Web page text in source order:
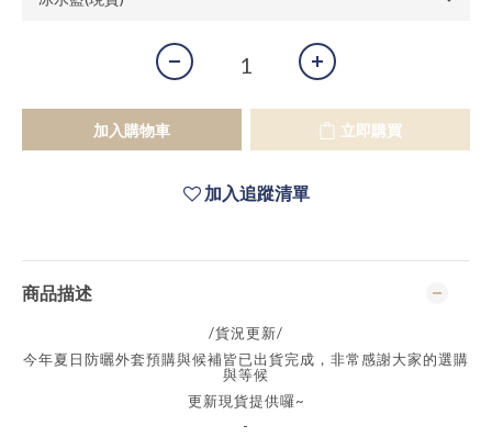
加入購物車 立即購買
加入追蹤清單
商品描述
/貨況更新/
今年夏日防曬外套預購與候補皆已出貨完成，非常感謝大家的選購
與等候
更新現貨提供囉~
-